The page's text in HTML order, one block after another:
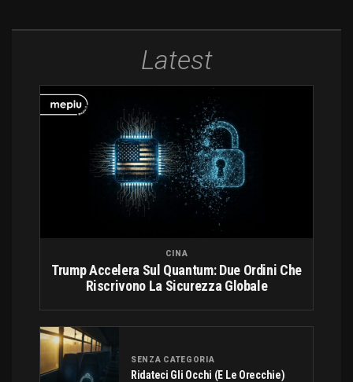
Latest
CINA
Trump Accelera Sul Quantum: Due Ordini Che
Riscrivono La Sicurezza Globale
SENZA CATEGORIA
Ridateci Gli Occhi (e Le Orecchie)